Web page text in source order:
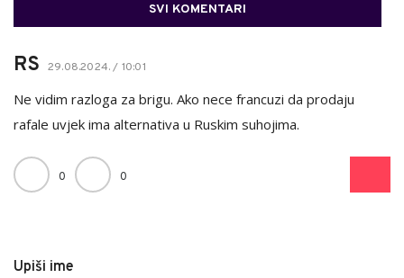
SVI KOMENTARI
RS 29.08.2024. / 10:01
Ne vidim razloga za brigu. Ako nece francuzi da prodaju
rafale uvjek ima alternativa u Ruskim suhojima.
0 0
Upiši ime